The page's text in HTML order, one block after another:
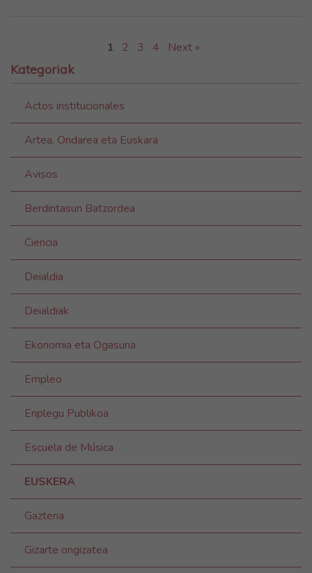
1 2 3 4
Next »
Kategoriak
Actos institucionales
Artea, Ondarea eta Euskara
Avisos
Berdintasun Batzordea
Ciencia
Deialdia
Deialdiak
Ekonomia eta Ogasuna
Empleo
Enplegu Publikoa
Escuela de Música
EUSKERA
Gazteria
Gizarte ongizatea